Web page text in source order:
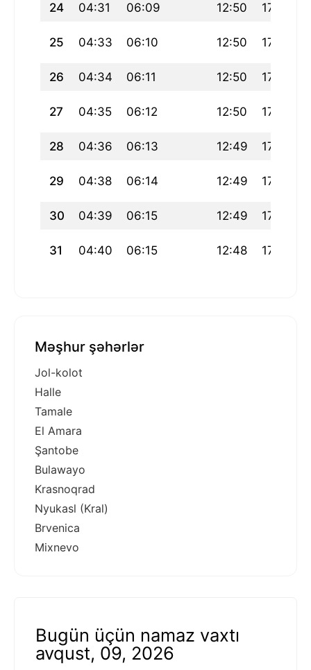
24 04:31 06:09 12:50 17:35
25 04:33 06:10 12:50 17:34
26 04:34 06:11 12:50 17:33
27 04:35 06:12 12:50 17:32
28 04:36 06:13 12:49 17:31
29 04:38 06:14 12:49 17:29
30 04:39 06:15 12:49 17:28
31 04:40 06:15 12:48 17:27
Məşhur şəhərlər
Jol-kolot
Halle
Tamale
El Amara
Şantobe
Bulawayo
Krasnoqrad
Nyukasl (Kral)
Brvenica
Mixnevo
Bugün üçün namaz vaxtı
avqust, 09, 2026